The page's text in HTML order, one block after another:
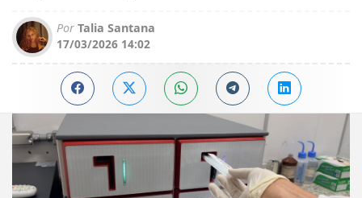
Por Talia Santana
17/03/2026 14:02